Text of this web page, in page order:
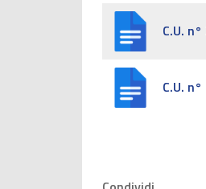
C.U.
C.U.